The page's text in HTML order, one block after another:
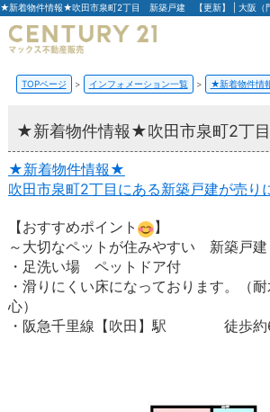
TOPページ インフォメーション一覧 ★新着物件
★新着物件情報★吹田市泉町2丁
★新着物件情報★
吹田市泉町2丁目にある新築戸建が売り
【おすすめポイント
】
～大切なペットが住みやすい 新築戸建
・足洗い場 ペットドア付
・滑りにくい床になっております。（
心）
・阪急千里線【吹田】駅 徒歩約